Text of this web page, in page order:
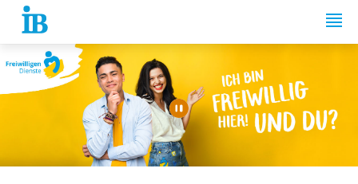
Springe zum Inhalt
Automatische